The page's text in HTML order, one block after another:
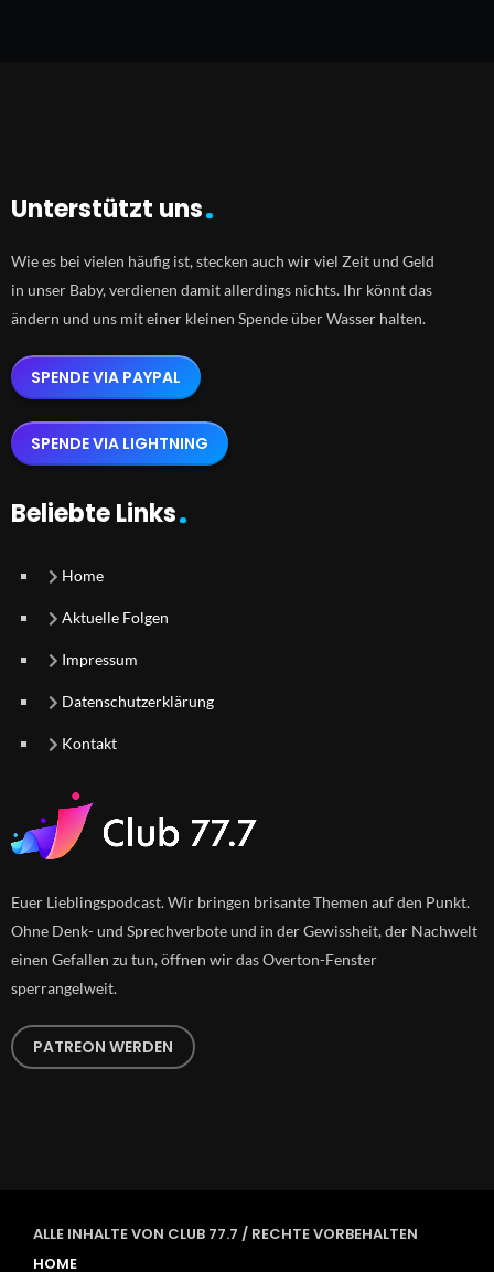
Unterstützt uns
Wie es bei vielen häufig ist, stecken auch wir viel Zeit und Geld
in unser Baby, verdienen damit allerdings nichts. Ihr könnt das
ändern und uns mit einer kleinen Spende über Wasser halten.
SPENDE VIA PAYPAL
SPENDE VIA LIGHTNING
Beliebte Links
Home
Aktuelle Folgen
Impressum
Datenschutzerklärung
Kontakt
Euer Lieblingspodcast. Wir bringen brisante Themen auf den Punkt.
Ohne Denk- und Sprechverbote und in der Gewissheit, der Nachwelt
einen Gefallen zu tun, öffnen wir das Overton-Fenster
sperrangelweit.
PATREON WERDEN
ALLE INHALTE VON CLUB 77.7 / RECHTE VORBEHALTEN
HOME